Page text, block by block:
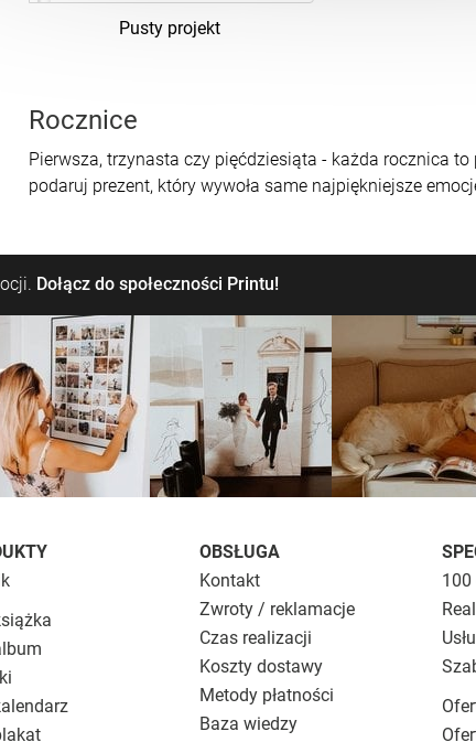
Pusty projekt
Rocznice
Pierwsza, trzynasta czy pięćdziesiąta - każda rocznica
podaruj prezent, który wywoła same najpiękniejsze
Dołącz do społeczności Printu!
OBSŁUGA
Kontakt
Zwroty / reklamacje
Czas realizacji
Koszty dostawy
Metody płatności
Baza wiedzy